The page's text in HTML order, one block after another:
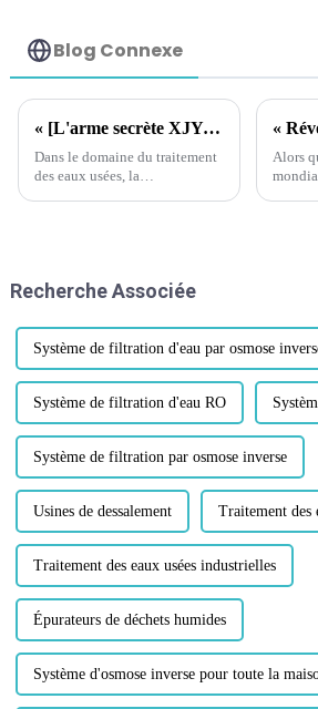
Blog Connexe
« [L'arme secrète XJY du traitement des eaux usées] Démystifier la machine de déshydratation des boues : comment innover dans la gestion des boues grâce à la technologie de broyage et de séchage à basse température ? »
Dans le domaine du traitement
des eaux usées, la
quantités de boues…
Alors
Recherche Associée
Système de filtration d'eau par osmose
Système de filtration d'eau RO
Système de filtration par osmose inverse
Usines de dessalement Traitement des
Traitement des eaux usées industrielles
Épurateurs de déchets humides
Système d'osmose inverse pour toute la